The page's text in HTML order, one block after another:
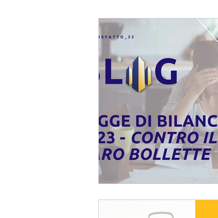
Blog Fabio Melis
Immobili In TRATTATIVA /
Mercato Immobiliare
Consulenza Immobiliare
Consigli per Vendere Casa